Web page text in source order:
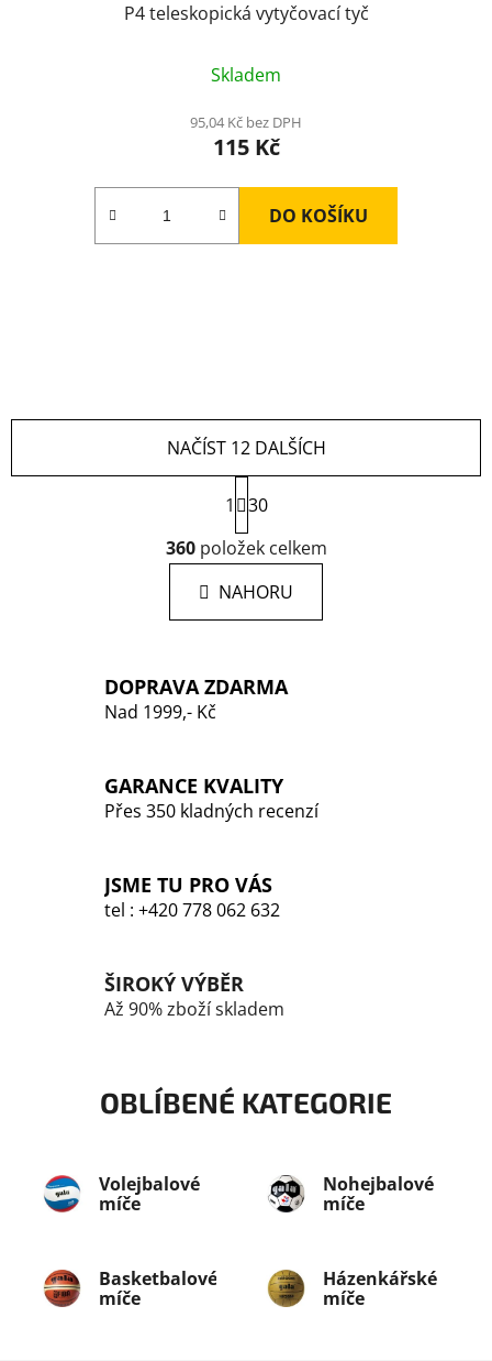
P4 teleskopická vytyčovací tyč
hodnocení
produktu
je
Skladem
95,04 Kč bez DPH
115 Kč
DO KOŠÍKU
O
v
l
á
d
c
í
v
k
y
ý
p
i
NAČÍST 12 DALŠÍCH
S
t
r
á
n
k
n
í
1
30
360položek celkem
NAHORU
DOPRAVA ZDARMA
Nad 1999,- Kč
GARANCE KVALITY
Přes 350 kladných recenzí
JSME TU PRO VÁS
tel : +420 778 062 632
ŠIROKÝ VÝBĚR
Až 90% zboží skladem
OBLÍBENÉ KATEGORIE
Volejbalové
míče
Nohejbalové
míče
Basketbalové
míče
Házenkářské
míče